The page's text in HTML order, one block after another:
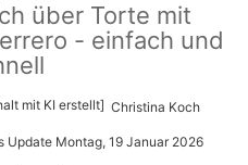
über Torte mit
- einfach und
Christina Koch
Update Montag, 19 Januar 2026